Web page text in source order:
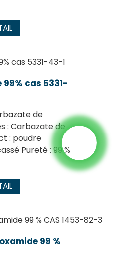
cas 5331-
de
: Carbazate de
: poudre
Pureté : 99 %
99 %